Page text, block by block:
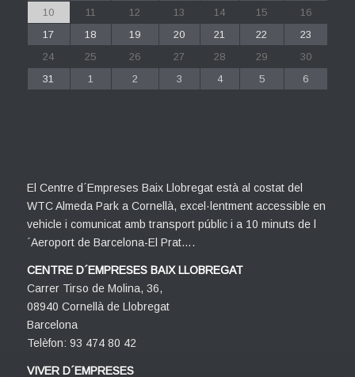
10
11 12 13 14 15
16
17
18 19 20 21 22
23
24
25 26 27 28 29
30
31
1 2 3 4 5 6
El Centre d´Empreses Baix Llobregat està al costat del
WTC Almeda Park a Cornellà, excel·lentment accessible en
vehicle i comunicat amb transport públic i a 10 minuts de l
´Aeroport de Barcelona-El Prat….
CENTRE D´EMPRESES BAIX LLOBREGAT
Carrer Tirso de Molina, 36,
08940 Cornellà de Llobregat
Barcelona
Telèfon: 93 474 80 42
VIVER D´EMPRESES